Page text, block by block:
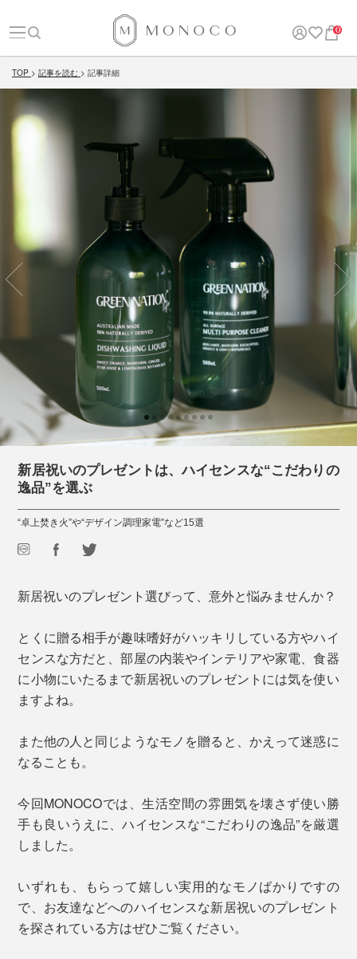
0
TOP 記事を読む 記事詳細
新居祝いのプレゼントは、ハイセンスな“こだわりの
逸品”を選ぶ
“卓上焚き火”や“デザイン調理家電”など15選
新居祝いのプレゼント選びって、意外と悩みませんか？
とくに贈る相手が趣味嗜好がハッキリしている方やハイ
センスな方だと、部屋の内装やインテリアや家電、食器
に小物にいたるまで新居祝いのプレゼントには気を使い
ますよね。
また他の人と同じようなモノを贈ると、かえって迷惑に
なることも。
今回MONOCOでは、生活空間の雰囲気を壊さず使い勝
手も良いうえに、ハイセンスな“こだわりの逸品”を厳選
しました。
いずれも、もらって嬉しい実用的なモノばかりですの
で、お友達などへのハイセンスな新居祝いのプレゼント
を探されている方はぜひご覧ください。